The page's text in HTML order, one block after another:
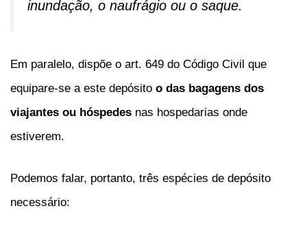
inundação, o naufrágio ou o saque.
Em paralelo, dispõe o art. 649 do Código Civil que
equipare-se a este depósito o das bagagens dos
viajantes ou hóspedes nas hospedarias onde
estiverem.
Podemos falar, portanto, três espécies de depósito
necessário: